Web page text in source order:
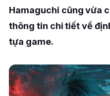
Hamaguchi cũng vừa
thông tin chi tiết về
tựa game.